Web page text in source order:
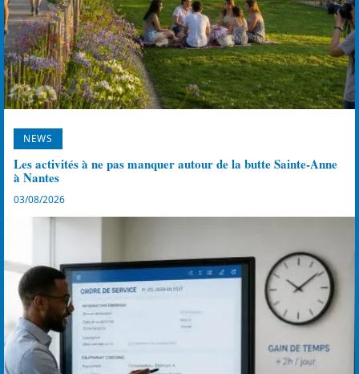
NEWS
Les activités à ne pas manquer autour de la butte Sainte-Anne
à Nantes
03/08/2026